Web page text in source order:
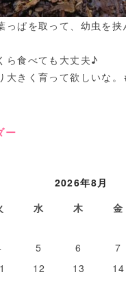
っぱを取って、幼虫を挟
ら食べても大丈夫♪
大きく育って欲しいな。
ー
2026年8月
水 木 金
5 6 7
12 13 14